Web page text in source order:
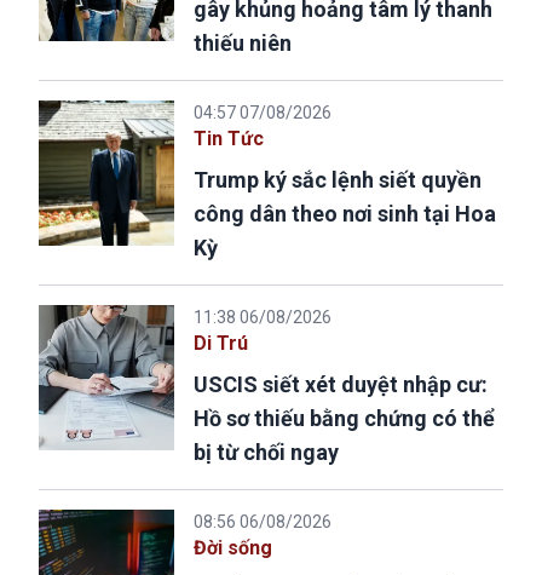
gây khủng hoảng tâm lý thanh
thiếu niên
04:57 07/08/2026
Tin Tức
Trump ký sắc lệnh siết quyền
công dân theo nơi sinh tại Hoa
Kỳ
11:38 06/08/2026
Di Trú
USCIS siết xét duyệt nhập cư:
Hồ sơ thiếu bằng chứng có thể
bị từ chối ngay
08:56 06/08/2026
Đời sống